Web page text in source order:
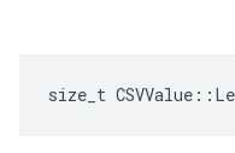
size_t